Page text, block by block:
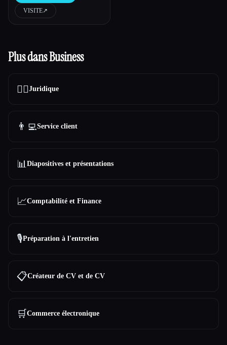
VISITE↗︎
Plus dans Business
👩‍⚖️Juridique
👨‍💻Service client
📊 Diapositives et présentations
📈Comptabilité et Finance
🎙️Préparation à l'entretien
📋Créateur de CV et de CV
🛒 Commerce électronique